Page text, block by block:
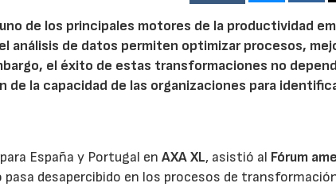
de los principales motores de la productividad
análisis de datos permiten optimizar procesos,
el éxito de estas transformaciones no
la capacidad de las organizaciones para
España y Portugal enAXA XL, asistió al Fórum
desapercibido en los procesos de